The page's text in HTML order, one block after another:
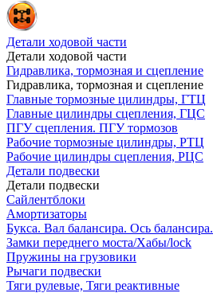
Детали ходовой части
Детали ходовой части
Гидравлика, тормозная и сцепление
Гидравлика, тормозная и сцепление
Главные тормозные цилиндры, ГТЦ
Главные цилиндры сцепления, ГЦС
ПГУ сцепления. ПГУ тормозов
Рабочие тормозные цилиндры, РТЦ
Рабочие цилиндры сцепления, РЦС
Детали подвески
Детали подвески
Cайлентблоки
Амортизаторы
Букса. Вал балансира. Ось балансира.
Замки переднего моста/Хабы/lock
Пружины на грузовики
Рычаги подвески
Тяги рулевые, Тяги реактивные